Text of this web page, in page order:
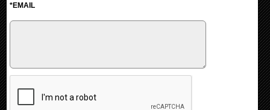
*EMAIL